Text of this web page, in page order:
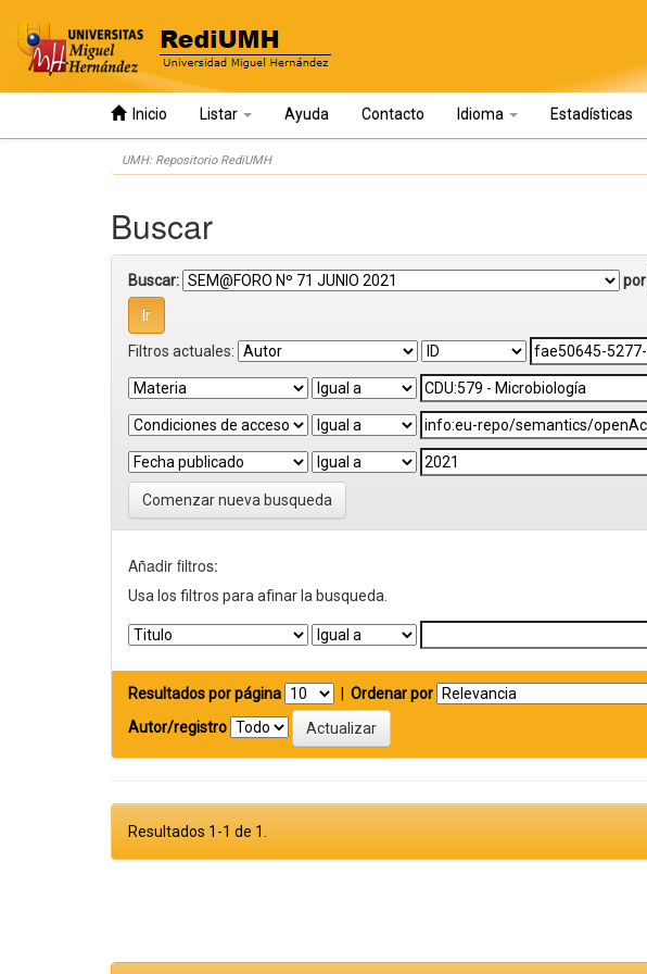
Inicio Listar Ayuda Contacto Idioma Estadísticas
UMH: Repositorio RediUMH
Buscar
Buscar: por
Filtros actuales:
Comenzar nueva busqueda
Añadir filtros:
Usa los filtros para afinar la busqueda.
Resultados por página Ordenar por
Autor/registro
Resultados 1-1 de 1.